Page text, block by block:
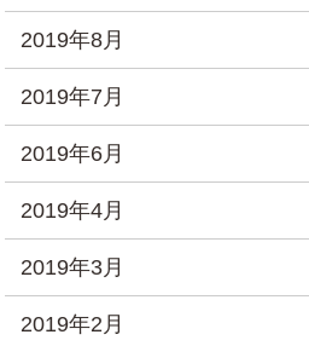
2019年8月
2019年7月
2019年6月
2019年4月
2019年3月
2019年2月